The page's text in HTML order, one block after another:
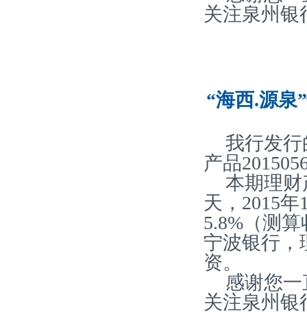
关注泉州银
“海西.源泉
我行发行
产品
本期理财
天，2015
5.8%（测
宁波银行，
资。
感谢您
关注泉州银